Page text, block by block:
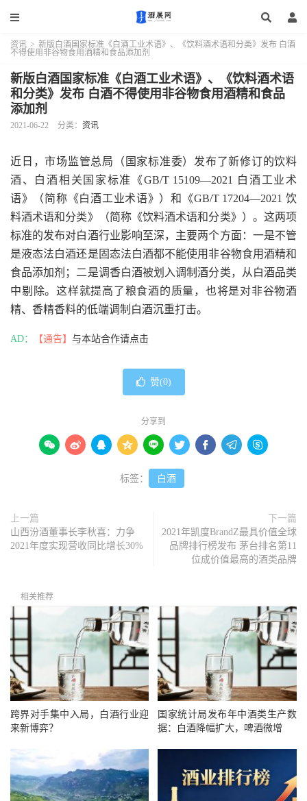
资讯 > 新版白酒国家标准《白酒工业术语》、《饮料酒术语和分类》发布 白酒
不得使用非谷物食用酒精和食品添加剂
新版白酒国家标准《白酒工业术语》、《饮料酒术语
和分类》发布 白酒不得使用非谷物食用酒精和食品
添加剂
2021-06-22 分类： 资讯
近日，市场监管总局（国家标准委）发布了新修订的饮料
酒、白酒相关国家标准《GB/T 15109—2021 白酒工业术
语》（简称《白酒工业术语》）和《GB/T 17204—2021 饮
料酒术语和分类》（简称《饮料酒术语和分类》）。这两项
标准的发布对白酒行业影响至深，主要两个方面：一是不管
是液态法白酒还是固态法白酒都不能使用非谷物食用酒精和
食品添加剂；二是调香白酒被划入调制酒分类，从白酒品类
中剔除。这样就提高了粮食酒的质量，也将是对非谷物酒
精、香精香料的低端调制白酒沉重打击。
AD： 【通告】 与本站合作请点击
赞(0)
分享到
        
标签： 白酒
上一篇
山西汾酒董事长李秋喜：力争
2021年度实现营收同比增长30%
下一篇
2021年凯度BrandZ最具价值全球
品牌排行榜发布 茅台排名第11
位成价值最高的酒类品牌
相关推荐
跨界对手集中入局，白酒行业迎
来新博弈？
国家统计局发布年中酒类生产数
据：白酒降幅扩大，啤酒微增